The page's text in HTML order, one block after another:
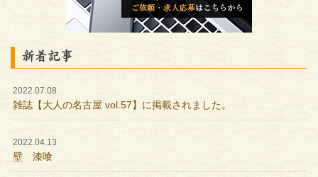
新着記事
2022.07.08
雑誌【大人の名古屋 vol.57】に掲載されました。
2022.04.13
壁 漆喰